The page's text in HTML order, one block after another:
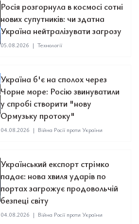
Росія розгорнула в космосі сотні
нових супутників: чи здатна
Україна нейтралізувати загрозу
05.08.2026 | Технології
Україна б'є на сполох через
Чорне море: Росію звинуватили
у спробі створити "нову
Ормузьку протоку"
04.08.2026 | Війна Росії проти України
Український експорт стрімко
падає: нова хвиля ударів по
портах загрожує продовольчій
безпеці світу
04.08.2026 | Війна Росії проти України